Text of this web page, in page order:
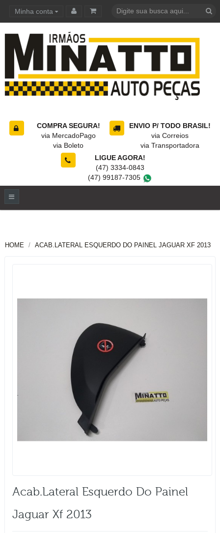
Minha conta
COMPRA SEGURA!
via MercadoPago
via Boleto
ENVIO P/ TODO BRASIL!
via Correios
via Transportadora
LIGUE AGORA!
(47) 3334-0843
(47) 99187-7305
HOME ACAB.LATERAL ESQUERDO DO PAINEL JAGUAR XF 2013
Acab.lateral Esquerdo Do Painel
Jaguar Xf 2013